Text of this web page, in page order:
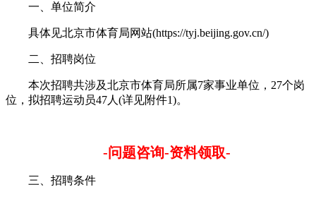
一、单位简介
具体见北京市体育局网站(https://tyj.beijing.gov.cn/)
二、招聘岗位
本次招聘共涉及北京市体育局所属7家事业单位，27个岗
位，拟招聘运动员47人(详见附件1)。
-问题咨询-资料领取-
三、招聘条件